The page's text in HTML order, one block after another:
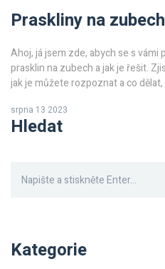
Praskliny na
Ahoj, já jsem zde, abych se s
prasklin na zubech a jak je řešit.
jak je můžete rozpoznat a co
problému předejít. S těmito
zuby zdravé a silné!
srpna 13 2023
Hledat
Kategorie